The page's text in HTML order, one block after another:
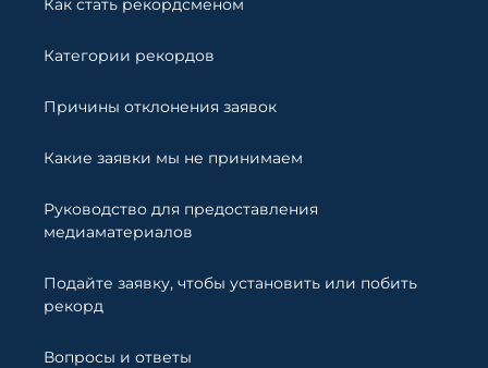
Как стать рекордсменом
Категории рекордов
Причины отклонения заявок
Какие заявки мы не принимаем
Руководство для предоставления
медиаматериалов
Подайте заявку, чтобы установить или побить
рекорд
Вопросы и ответы